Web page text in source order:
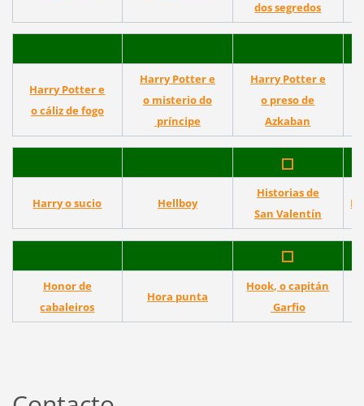
dos segredos
Harry Potter e
o cáliz de fogo
Harry Potter e
o misterio do
príncipe
Harry Potter e
o preso de
Azkaban
Harry o sucio Hellboy
Historias de
San Valentín
Honor de
cabaleiros
Hora punta
Hook, o capitán
Garfio